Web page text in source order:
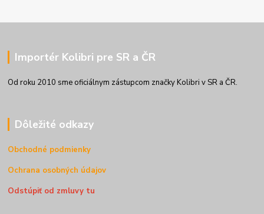
Importér Kolibri pre SR a ČR
Od roku 2010 sme oficiálnym zástupcom značky Kolibri v SR a ČR.
Dôležité odkazy
Obchodné podmienky
Ochrana osobných údajov
Odstúpiť od zmluvy tu